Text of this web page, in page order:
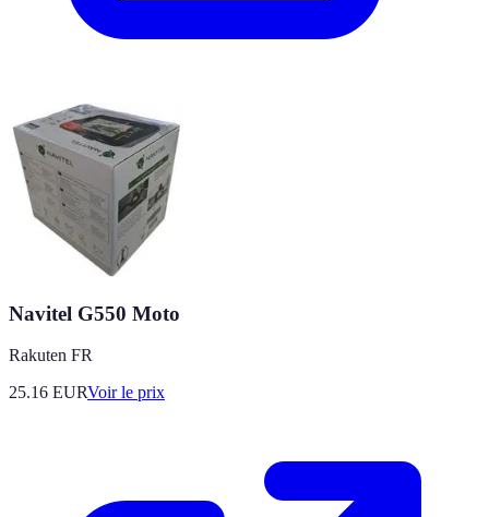
Navitel G550 Moto
Rakuten FR
25.16 EURVoir le prix